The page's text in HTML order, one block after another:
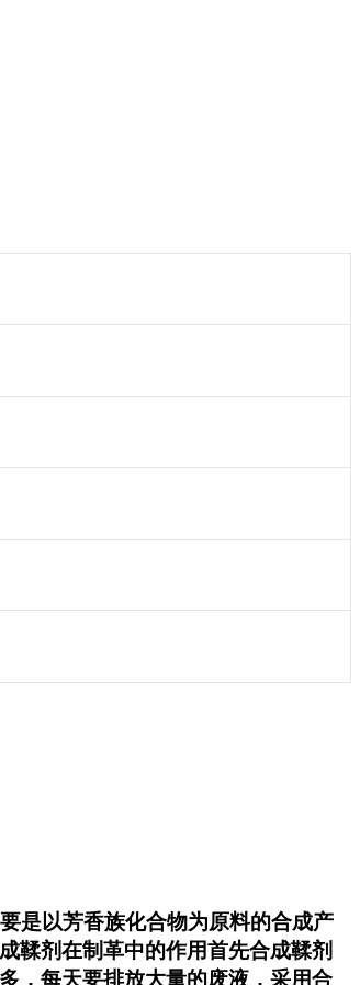
是以芳香族化合物为原料的合成产
鞣剂在制革中的作用首先合成鞣剂
，每天要排放大量的废液，采用合